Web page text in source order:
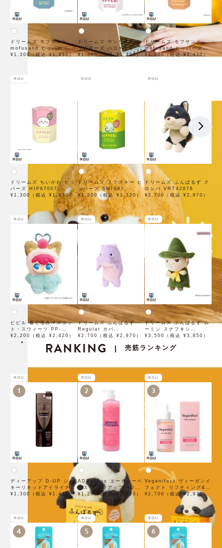
ドリームズ モフサンド
mofusand ヒッパーズ
HIPPERS HIP67001
¥1,300（税込 ¥1,430）
ドリームズ サンリオキャ
ラクターズ ハローキティ
アンド フレンズ ヒッパー
FRIENDS
¥1,300（税込 ¥1,430）
ドリームズ モフサンド
mofusand ヒッパーズ
HIPPERS シュリンプ ミ
¥1,300（税込 ¥1,430）
ROU
ドリームズ ちいかわ ヒッ
パーズ HIP67007
HIPPERS CHIIKAWA
¥1,300（税込 ¥1,430）
ROU
ドリームズ スミスキー ヒ
ッパーズ SMISKI
HIPPERS SMI66437
¥1,200（税込 ¥1,320）
ROU
ドリームズ ふんばるず ク
ロシバ VRT42876
¥2,700（税込 ¥2,970）
ROU
ピピル 着ぐるみマスコッ
ト・スウィーツ PP-
0002AS
¥2,200（税込 ¥2,420）
ROU
ドリームズ ふんばるず
Regular カバ
VRT42966
¥2,700（税込 ¥2,970）
ROU
ドリームズ ふんばるず ム
ーミン スナフキン
OTH66618
¥3,500（税込 ¥3,850）
RANKING | 売筋ランキング
ROU
1
ディーアップ D-UP シル
キーリキッドアイライナー
WP ブラウンブラック
¥1,300（税込 ¥1,430）
ROU
2
ADBeLLus エーディーベ
ルス グロウアップ PDRN
ローション 500mL
¥1,200（税込 ¥1,320）
ROU
3
Veganifect ヴィーガンイ
フェクト リフティング&バ
ランシング フィグチェス
トナッツ ポアタイトアン
¥2,700（税込 ¥2,970）
ROU
4
ROU
5
ROU
6